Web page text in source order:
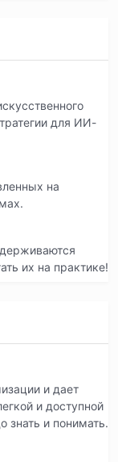
для ИИ-
на
их на практике!
и дает
и доступной
знать и понимать.